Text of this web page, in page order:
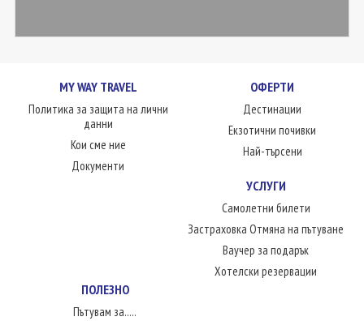
MY WAY TRAVEL
Политика за защита на лични
данни
Кои сме ние
Документи
ОФЕРТИ
Дестинации
Екзотични почивки
Най-търсени
УСЛУГИ
Самолетни билети
Застраховка Отмяна на пътуване
Ваучер за подарък
Хотелски резервации
ПОЛЕЗНО
Пътувам за.....